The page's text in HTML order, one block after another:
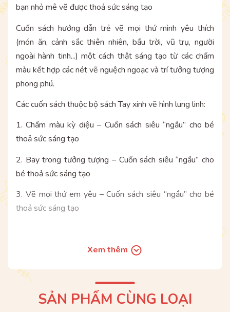
bạn nhỏ mê vẽ được thoả sức sáng tạo
Cuốn sách hướng dẫn trẻ vẽ mọi thứ mình yêu thích
(món ăn, cảnh sắc thiên nhiên, bầu trời, vũ trụ, người
ngoài hành tinh...) một cách thật sáng tạo từ các chấm
màu kết hợp các nét vẽ nguệch ngoạc và trí tưởng tượng
phong phú.
Các cuốn sách thuộc bộ sách Tay xinh vẽ hình lung linh:
1. Chấm màu kỳ diệu – Cuốn sách siêu “ngầu” cho bé
thoả sức sáng tạo
2. Bay trong tưởng tượng – Cuốn sách siêu “ngầu” cho
bé thoả sức sáng tạo
3. Vẽ mọi thứ em yêu – Cuốn sách siêu “ngầu” cho bé
thoả sức sáng tạo
HÃY MUA TRỌN BỘ 03 CUỐN SÁCH HỘI HỌA CỰC
Bộ sách được phát hành tại Hệ thống nhà sách
ADCBook và các nhà sách trên toàn quốc.
Xem thêm
SẢN PHẨM CÙNG LOẠI